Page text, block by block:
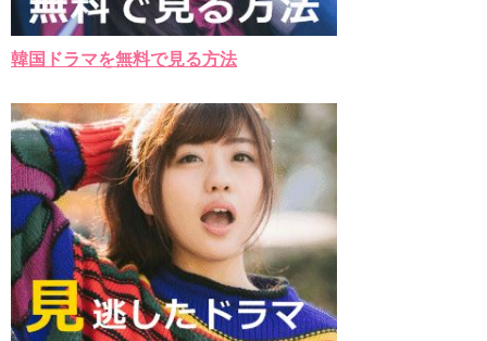
韓国ドラマを無料で見る方法